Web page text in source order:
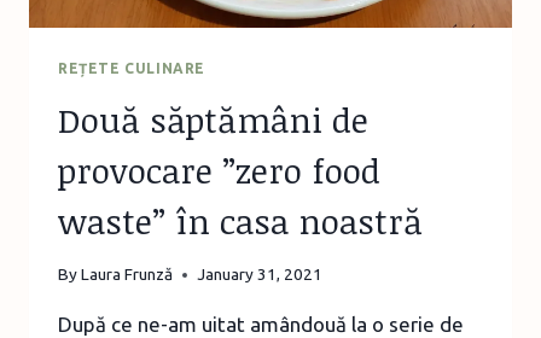
REȚETE CULINARE
Două săptămâni de
provocare ”zero food
waste” în casa noastră
ByLaura Frunză January 31, 2021
După ce ne-am uitat amândouă la o serie de